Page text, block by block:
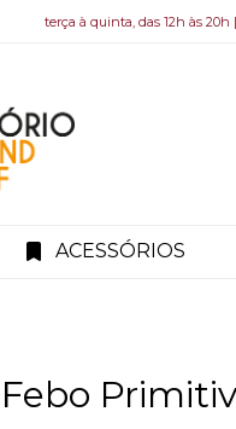
terça à quinta, das 12h às 20h
ACESSÓRIOS
Febo